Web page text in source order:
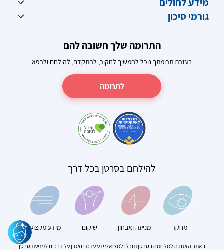
גורמי סיכון
התרומה שלך חשובה להם
בעזרת תרומתך נוכל להמשיך לחקור, להתקדם, להילחם ולרפא
לתרומה
באתר האגודה למלחמה בסרטן תוכלו למצוא מידע עדכני ואמין על דרכים למניעת סרטן
להילחם בסרטן בכל דרך
מחקר מניעה ואבחון שיקום מידע מקצועי